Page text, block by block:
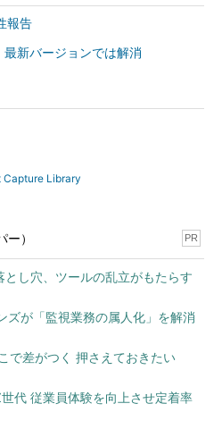
報告
新バージョンでは解消
Library
） PR
とし穴、ツールの乱立がもたらす
ズが「監視業務の属人化」を解消
で差がつく 押さえておきたい
代 従業員体験を向上させ定着率